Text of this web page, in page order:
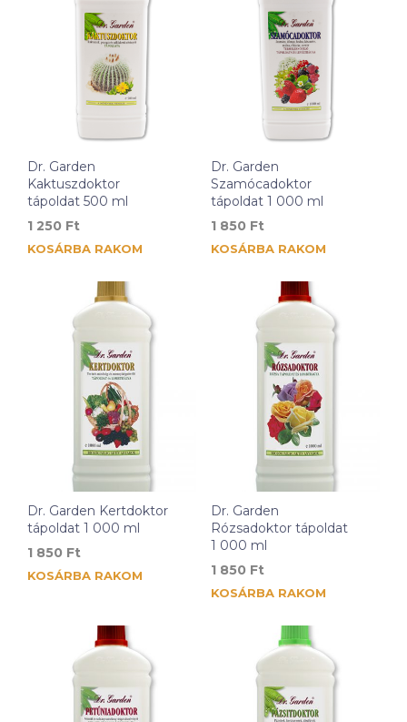
Dr. Garden
Kaktuszdoktor
tápoldat 500 ml
1 250 Ft
KOSÁRBA RAKOM
Dr. Garden
Szamócadoktor
tápoldat 1 000 ml
1 850 Ft
KOSÁRBA RAKOM
Dr. Garden Kertdoktor
tápoldat 1 000 ml
1 850 Ft
KOSÁRBA RAKOM
Dr. Garden
Rózsadoktor tápoldat
1 000 ml
1 850 Ft
KOSÁRBA RAKOM